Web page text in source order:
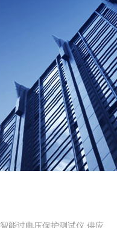
智能过电压保护测试仪 供应